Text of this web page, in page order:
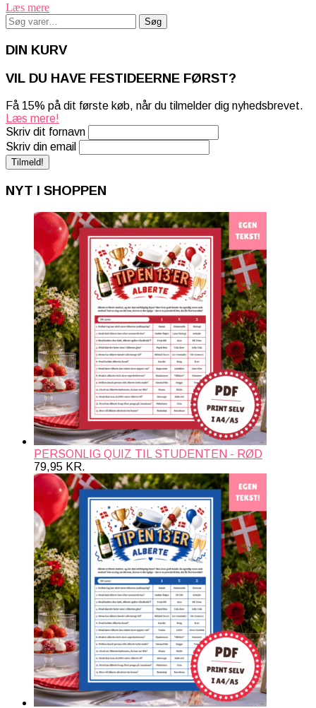
Læs mere
Søg
efter:
Søg
DIN KURV
VIL DU HAVE FESTIDEERNE FØRST?
Få 15% på dit første køb, når du tilmelder dig nyhedsbrevet.
Læs mere!
Skriv dit fornavn
Skriv din email
NYT I SHOPPEN
PERSONLIG QUIZ TIL STUDENTEN - RØD
79,95 KR.